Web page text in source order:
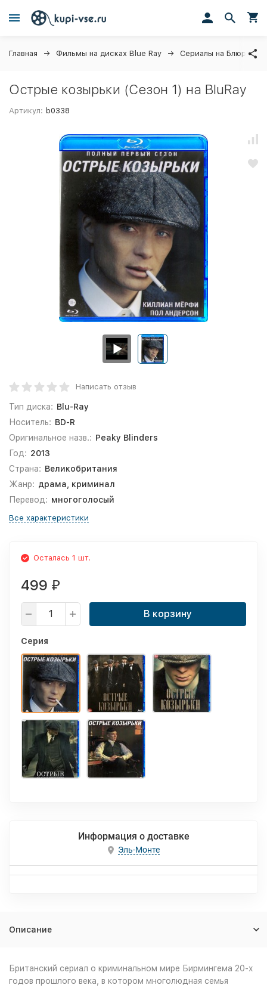
Главная Фильмы на дисках Blue Ray Сериалы на Блюрей
Острые козырьки (Сезон 1) на BluRay
Артикул: b0338
Написать отзыв
Тип диска: Blu-Ray
Носитель: BD-R
Оригинальное назв.: Peaky Blinders
Год: 2013
Страна: Великобритания
Жанр: драма, криминал
Перевод: многоголосый
Все характеристики
Осталась 1 шт.
499 ₽
В корзину
Серия
Информация о доставке
Эль-Монте
Описание
Британский сериал о криминальном мире Бирмингема 20-х
годов прошлого века, в котором многолюдная семья